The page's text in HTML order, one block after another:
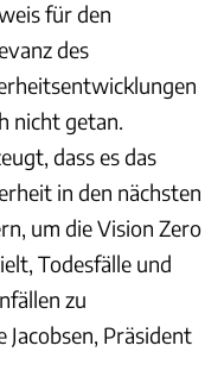
für den
des
nicht getan.
dass es das
in den nächsten
um die Vision Zero
Todesfälle und
zu
Jacobsen, Präsident